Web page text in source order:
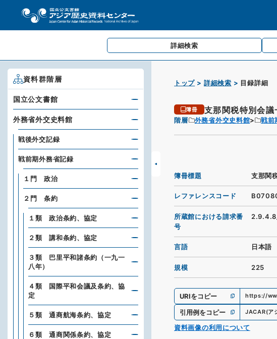
詳細検索
トップ 詳細検索 目録詳細
簿冊 支那関税特別会
階層 外務省外交史料館 戦前
簿冊標題 支那関
レファレンスコード
所蔵館における請求番
号
言語 日本語
規模 225
URIをコピー https://
引用例をコピー JACAR(ア
資料画像の利用について
資料群階層
国立公文書館
外務省外交史料館
戦後外交記録
戦前期外務省記録
１門 政治
２門 条約
１類 政治条約、協定
２類 講和条約、協定
３類 巴里平和諸条約（一九一
八年）
４類 国際平和会議及条約、協
定
５類 通商航海条約、協定
６類 通商関係条約、協定